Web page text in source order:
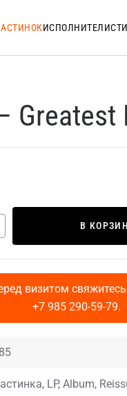
ИСПОЛНИТЕЛИ
Greatest
В
визитом
+7 985 290-59-79.
LP, Album,